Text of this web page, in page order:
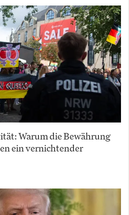
Warum die Bewährung
ein vernichtender